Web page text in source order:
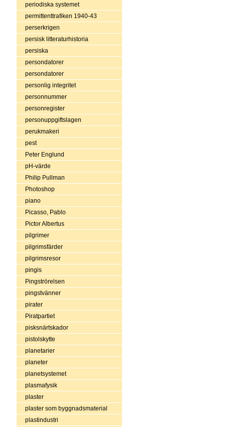
periodiska systemet
permittenttrafiken 1940-43
perserkrigen
persisk litteraturhistoria
persiska
persondatorer
persondatorer
personlig integritet
personnummer
personregister
personuppgiftslagen
perukmakeri
pest
Peter Englund
pH-värde
Philip Pullman
Photoshop
piano
Picasso, Pablo
Pictor Albertus
pilgrimer
pilgrimsfärder
pilgrimsresor
pingis
Pingströrelsen
pingstvänner
pirater
Piratpartiet
pisksnärtskador
pistolskytte
planetarier
planeter
planetsystemet
plasmafysik
plaster
plaster som byggnadsmaterial
plastindustri